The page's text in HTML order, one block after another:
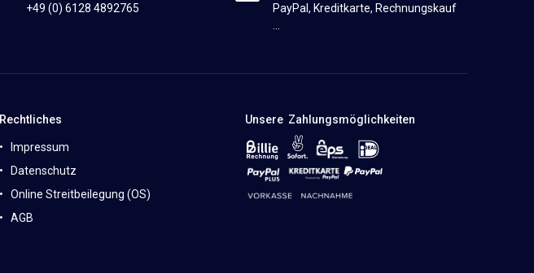
+49 (0) 6128 4892765
PayPal, Kreditkarte, Rechnungskauf
Rechtliches
Impressum
Datenschutz
Online Streitbeilegung (OS)
AGB
Unsere Zahlungsmöglichkeiten